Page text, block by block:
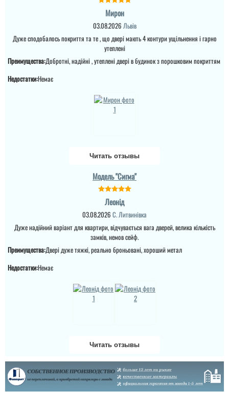
встановлені, причому
зробили, що в середині
Денис
Дякую за таку пораду по
дверях і за самі двері.
Ну якість просто клас,
Мирон
03.08.2026 Львів
Дуже сподобалось покриття та те , що двері мають 4 контури ущільнення і гарно
утеплені
Преимущества:Добротні, надійні , утеплені двері в будинок з порошковим покриттям
Недостатки:Немає
Читать отзывы
Модель "Сигма"
Леонід
03.08.2026 С. Литвинівка
Дуже надійний варіант для квартири, відчувається вага дверей, велика кількість
замків, немов сейф.
Преимущества:Двері дуже тяжкі, реально броньовані, хороший метал
Недостатки:Немає
Читать отзывы